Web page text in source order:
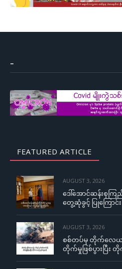
–
FEATURED ARTICLE
AUGUST 3, 2026
ဒေါ်အောင်ဆန်းစုကြ
တွေ့ဆုံခွင့် ပြုကြော
AUGUST 3, 2026
စစ်တပ်မှ တိုက်လေယ
တိုက်မှုဖြစ်ပွားပြီ